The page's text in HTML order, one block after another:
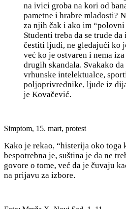
na ivici groba na kori od
pametne i hrabre mladosti?
za njih čak i ako im
Studenti treba da se trude
čestiti ljudi, ne gledajući ko
već ko je ostvaren i nema
drugih skandala. Svakako
vrhunske intelektualce,
poljoprivrednike, ljude iz
je Kovačević.
Simptom, 15. mart, protest
Kako je rekao, “histerija oko toga
bespotrebna je, suština je da ne
govore o tome, već da je čuvaju
na prijavu za izbore.